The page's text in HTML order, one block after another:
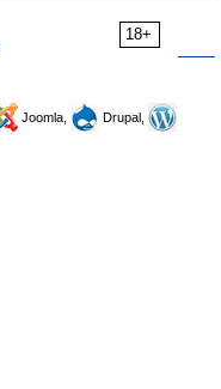
18+
Joomla,
Drupal,